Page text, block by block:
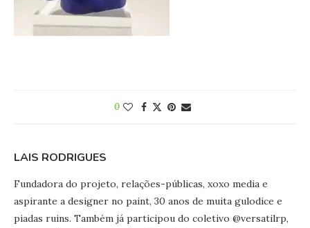
0
LAIS RODRIGUES
Fundadora do projeto, relações-públicas, xoxo media e
aspirante a designer no paint, 30 anos de muita gulodice e
piadas ruins. Também já participou do coletivo @versatilrp,